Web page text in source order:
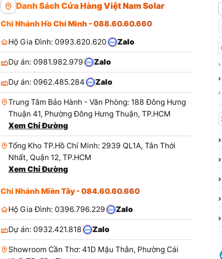
Danh Sách Cửa Hàng Việt Nam Solar
Chi Nhánh Hồ Chí Minh - 088.60.60.660
Hộ Gia Đình: 0993.620.620
Zalo
Dự án: 0981.982.979 Zalo
Dự án: 0962.485.284 Zalo
Trung Tâm Bảo Hành - Văn Phòng: 188 Đông Hưng
Thuận 41, Phường Đông Hưng Thuận, TP.HCM
Xem Chỉ Đường
Tổng Kho TP.Hồ Chí Minh: 2939 QL1A, Tân Thới
Nhất, Quận 12, TP.HCM
Xem Chỉ Đường
Chi Nhánh Miền Tây - 084.60.60.660
Hộ Gia Đình: 0396.796.229
Zalo
Dự án: 0932.421.818 Zalo
Showroom Cần Thơ: 41D Mậu Thân, Phường Cái
›
›
›
›
›
›
›
›